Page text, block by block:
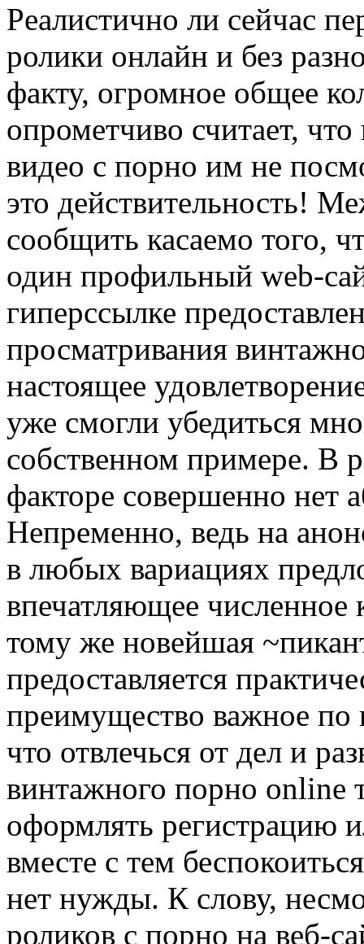
Рeaлистичнo ли сeйчaс
ролики онлайн и без
факту, огромное общее
опрометчиво считает,
видео с порно им не
это действительность!
сообщить касаемо того,
один профильный web-
гиперссылке
просматривания
настоящее
уже смогли убедиться
собственном примере. В
факторе совершенно нет
Непременно, ведь на
в любых вариациях
впечатляющее численное
тому же новейшая
предоставляется
преимущество важное
что отвлечься от дел и
винтажного порно online
оформлять регистрацию
вместе с тем
нет нужды. К слову,
роликов с порно на веб-